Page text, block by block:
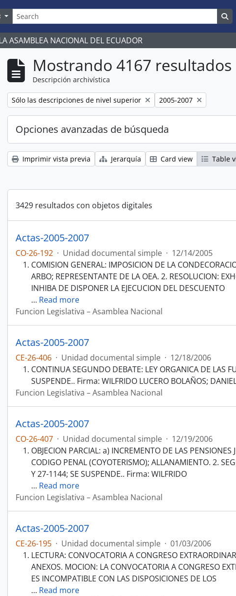
Search options
ASAMBLEA NACIONAL DEL ECUADOR
Mostrando 4167 resultados
Descripción archivística
Remove filter:
Sólo las descripciones de nivel superior Remove filter:
2005-2007
Opciones avanzadas de búsqueda
Imprimir vista previa Jerarquía Card view
Table
3429 resultados con objetos digitales
Actas-2005-2007
CO-26-192 · Unidad documental simple · 12/14/2005
COMISION GENERAL: IMPOSICION DE LA
ARBO; REPRESENTANTE DE LA OEA. 2. RESOLUCION:
INHIBA DE DISPONER LA EJECUCION DEL DESCUENTO
… Read more
Funcion Legislativa – Asamblea Nacional
Actas-2005-2007
CE-26-406 · Unidad documental simple · 12/18/2006
CONTINUA SEGUNDO DEBATE: LEY ORGANICA DE LAS
SUSPENDE.. Firma: WILFRIDO LUCERO BOLAÑOS;
Funcion Legislativa – Asamblea Nacional
Actas-2005-2007
CO-26-407 · Unidad documental simple · 12/19/2006
OBJECION PARCIAL: a) INCREMENTO DE LAS
CODIGO PENAL (COYOTERISMO); ALLANAMIENTO. 2.
Y 27-1144; SE SUSPENDE.. Firma: WILFRIDO
… Read more
Funcion Legislativa – Asamblea Nacional
Actas-2005-2007
CE-26-195 · Unidad documental simple · 01/03/2006
LECTURA: CONVOCATORIA A CONGRESO
ANEXOS. MOCION: LA CONVOCATORIA A CONGRESO
ES INCOMPATIBLE CON LAS DISPOSICIONES DE LOS
… Read more